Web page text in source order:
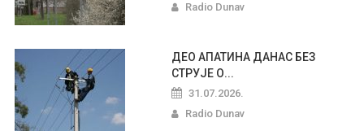
Radio Dunav
ДЕО АПАТИНА ДАНАС БЕЗ
СТРУЈЕ О...
31.07.2026.
Radio Dunav